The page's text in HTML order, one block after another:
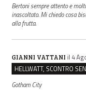
Bertoni sempre attento e
inascoltato. Mi chiedo cosa
alla frutta.
GIANNI VATTANI il 4
Gotham City